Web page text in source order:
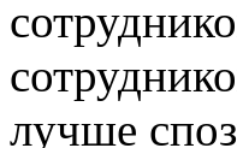
лучше